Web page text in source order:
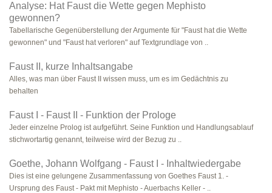
Analyse: Hat Faust die Wette gegen Mephisto
gewonnen?
Tabellarische Gegenüberstellung der Argumente für "Faust hat die Wette
gewonnen" und "Faust hat verloren" auf Textgrundlage von ..
Faust II, kurze Inhaltsangabe
Alles, was man über Faust II wissen muss, um es im Gedächtnis zu
behalten
Faust I - Faust II - Funktion der Prologe
Jeder einzelne Prolog ist aufgeführt. Seine Funktion und Handlungsablauf
stichwortartig genannt, teilweise wird der Bezug zu ..
Goethe, Johann Wolfgang - Faust I - Inhaltwiedergabe
Dies ist eine gelungene Zusammenfassung von Goethes Faust 1. -
Ursprung des Faust - Pakt mit Mephisto - Auerbachs Keller - ..